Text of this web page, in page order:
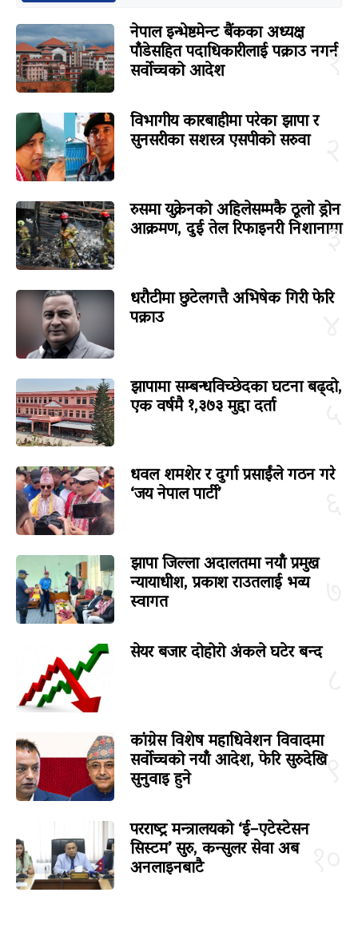
१
नेपाल इन्भेष्टमेन्ट बैंकका अध्यक्ष
पाँडेसहित पदाधिकारीलाई पक्राउ नगर्न
सर्वोच्चको आदेश
विभागीय कारबाहीमा परेका झापा र
सुनसरीका सशस्त्र एसपीको सरुवा
३
रुसमा युक्रेनको अहिलेसम्मकै ठूलो ड्रोन
आक्रमण, दुई तेल रिफाइनरी निशानामा
धरौटीमा छुटेलगत्तै अभिषेक गिरी फेरि
पक्राउ
झापामा सम्बन्धविच्छेदका घटना बढ्दो,
एक वर्षमै १,३७३ मुद्दा दर्ता
धवल शमशेर र दुर्गा प्रसाईंले गठन गरे
‘जय नेपाल पार्टी’
झापा जिल्ला अदालतमा नयाँ प्रमुख
न्यायाधीश, प्रकाश राउतलाई भव्य
स्वागत
सेयर बजार दोहोरो अंकले घटेर बन्द
९
कांग्रेस विशेष महाधिवेशन विवादमा
सर्वोच्चको नयाँ आदेश, फेरि सुरुदेखि
सुनुवाइ हुने
परराष्ट्र मन्त्रालयको ‘ई–एटेस्टेसन
सिस्टम’ सुरु, कन्सुलर सेवा अब
अनलाइनबाटै